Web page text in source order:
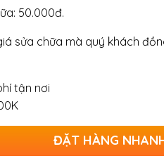
50.000đ.
sửa chữa mà quý khách
tận nơi
ĐẶT HÀNG